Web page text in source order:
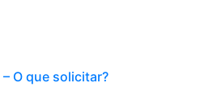
O que solicitar?